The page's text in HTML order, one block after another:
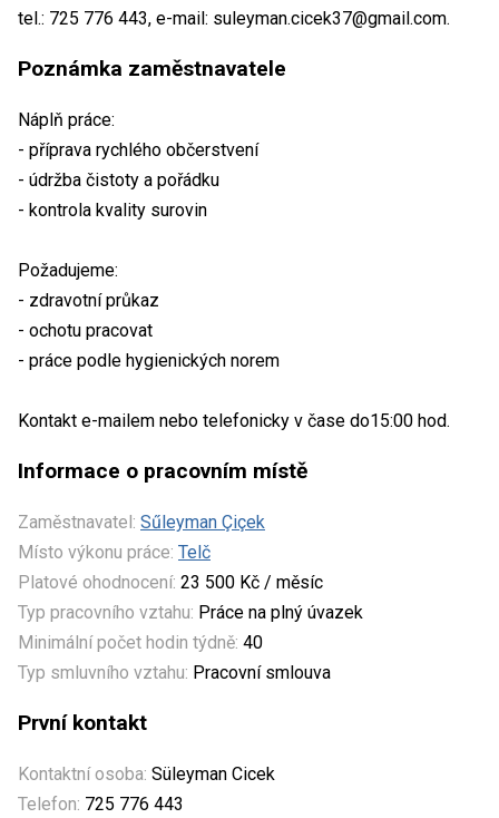
tel.: 725 776 443, e-mail: suleyman.cicek37@gmail.com.
Poznámka zaměstnavatele
Náplň práce:
- příprava rychlého občerstvení
- údržba čistoty a pořádku
- kontrola kvality surovin
Požadujeme:
- zdravotní průkaz
- ochotu pracovat
- práce podle hygienických norem
Kontakt e-mailem nebo telefonicky v čase do15:00 hod.
Informace o pracovním místě
Zaměstnavatel: Sűleyman Çiçek
Místo výkonu práce: Telč
Platové ohodnocení: 23 500 Kč / měsíc
Typ pracovního vztahu: Práce na plný úvazek
Minimální počet hodin týdně: 40
Typ smluvního vztahu: Pracovní smlouva
První kontakt
Kontaktní osoba: Süleyman Cicek
Telefon: 725 776 443